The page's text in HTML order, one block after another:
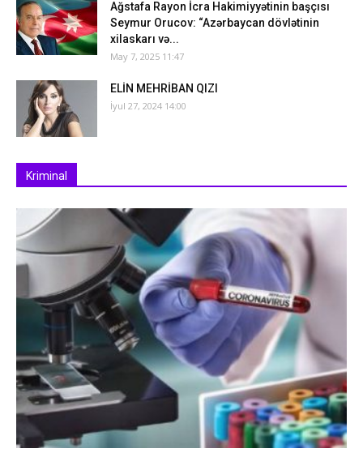
Ağstafa Rayon İcra Hakimiyyətinin başçısı
Seymur Orucov: “Azərbaycan dövlətinin
xilaskarı və...
May 7, 2025 11:47
ELİN MEHRİBAN QIZI
İyul 27, 2024 14:00
Kriminal